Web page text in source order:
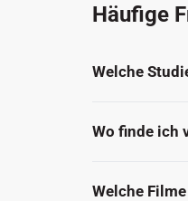
Häufige
Welche
Wo finde ich
Welche